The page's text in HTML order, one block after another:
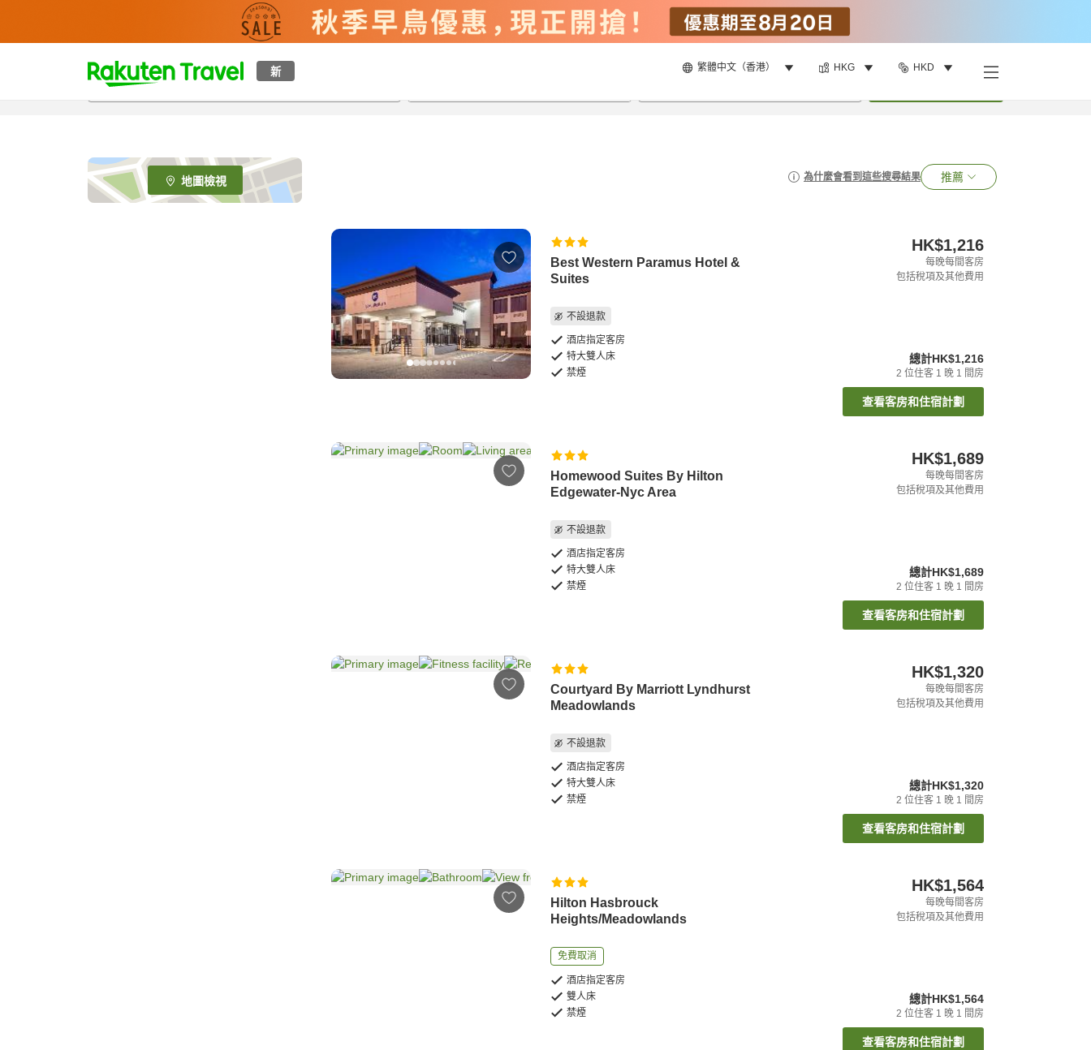
新 繁體中文（香港） HKG HKD
t
p
e
_
s
地圖檢視 為什麼會看到這些搜尋結果 推薦
Best Western Paramus Hotel &
Suites
不設退款
酒店指定客房
特大雙人床
禁煙
HK$1,216
每晚每間客房
包括稅項及其他費用
總計HK$1,216
2 位住客 1 晚 1 間房
查看客房和住宿計劃
Homewood Suites By Hilton
Edgewater-Nyc Area
不設退款
酒店指定客房
特大雙人床
禁煙
HK$1,689
每晚每間客房
包括稅項及其他費用
總計HK$1,689
2 位住客 1 晚 1 間房
查看客房和住宿計劃
Courtyard By Marriott Lyndhurst
Meadowlands
不設退款
酒店指定客房
特大雙人床
禁煙
HK$1,320
每晚每間客房
包括稅項及其他費用
總計HK$1,320
2 位住客 1 晚 1 間房
查看客房和住宿計劃
Hilton Hasbrouck
Heights/Meadowlands
免費取消
酒店指定客房
雙人床
禁煙
HK$1,564
每晚每間客房
包括稅項及其他費用
總計HK$1,564
2 位住客 1 晚 1 間房
查看客房和住宿計劃